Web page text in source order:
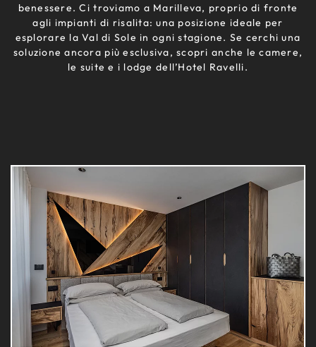
benessere. Ci troviamo a Marilleva, proprio di fronte
agli impianti di risalita: una posizione ideale per
esplorare la Val di Sole in ogni stagione. Se cerchi una
soluzione ancora più esclusiva, scopri anche le camere,
le suite e i lodge dell’Hotel Ravelli.